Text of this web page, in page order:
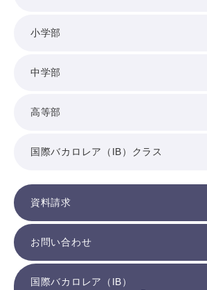
小学部
中学部
高等部
国際バカロレア（IB）クラス
資料請求
お問い合わせ
国際バカロレア（IB）